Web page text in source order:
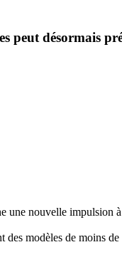
peut désormais
nouvelle impulsion
modèles de moins